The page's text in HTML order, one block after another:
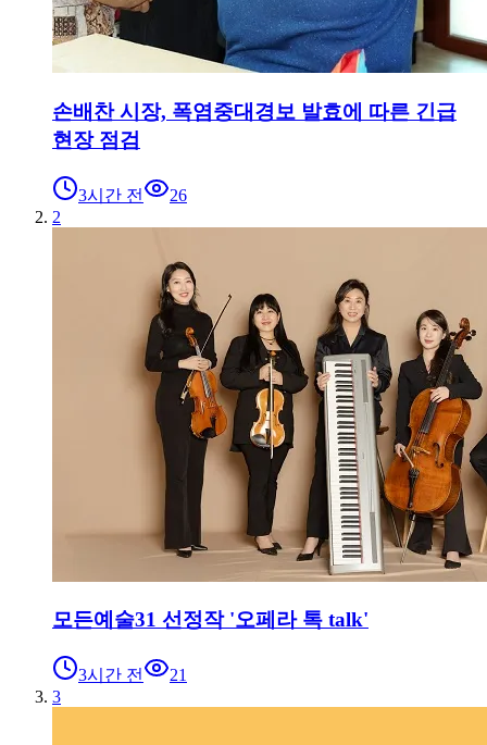
손배찬 시장, 폭염중대경보 발효에 따른 긴급
현장 점검
3시간 전
26
2
모든예술31 선정작 '오페라 톡 talk'
3시간 전
21
3